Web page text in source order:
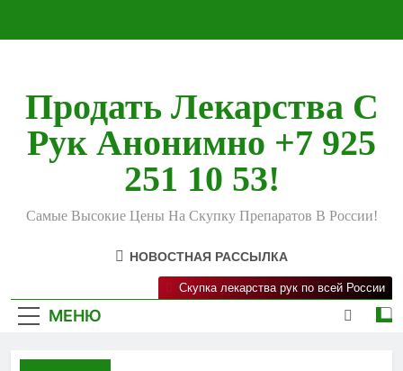
Продать Лекарства С
Рук Анонимно +7 925
251 10 53!
Самые Высокие Цены На Скупку Препаратов В России!
НОВОСТНАЯ РАССЫЛКА
МЕНЮ
Скупка лекарства рук по всей России